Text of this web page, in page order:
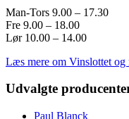
Man-Tors 9.00 – 17.30
Fre 9.00 – 18.00
Lør 10.00 – 14.00
Læs mere om Vinslottet og
Udvalgte
Paul Blanck